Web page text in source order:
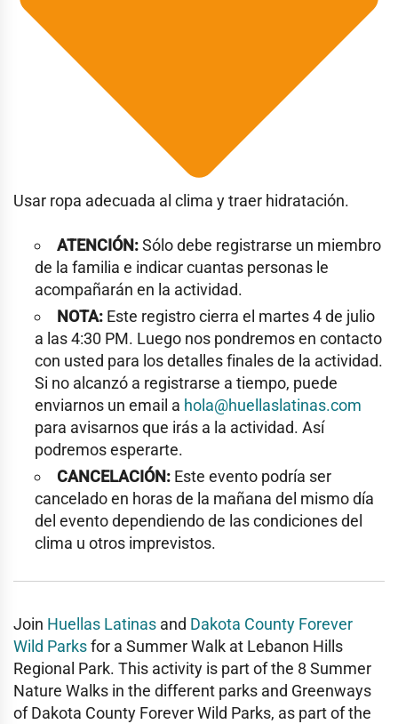
Usar ropa adecuada al clima y traer hidratación.
ATENCIÓN:Sólo debe registrarse un miembro
de la familia e indicar cuantas personas le
acompañarán en la actividad.
NOTA: Este registro cierra el martes 4 de julio
a las 4:30 PM. Luego nos pondremos en contacto
con usted para los detalles finales de la actividad.
Si no alcanzó a registrarse a tiempo, puede
enviarnos un email a hola@huellaslatinas.com
para avisarnos que irás a la actividad. Así
podremos esperarte.
CANCELACIÓN: Este evento podría ser
cancelado en horas de la mañana del mismo día
del evento dependiendo de las condiciones del
clima u otros imprevistos.
Join Huellas Latinas and Dakota County Forever
Wild Parksfor a Summer Walk at Lebanon Hills
Regional Park. This activity is part of the 8 Summer
Nature Walks in the different parks and Greenways
of Dakota County Forever Wild Parks, as part of the